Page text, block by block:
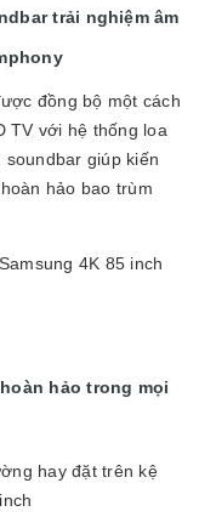
trải nghiệm âm
đồng bộ một cách
TV với hệ thống loa
giúp kiến
hảo bao trùm
hảo trong mọi
hay đặt trên kệ